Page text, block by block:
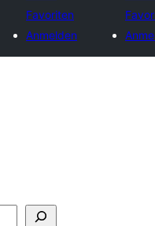
Favoriten
Anmelden